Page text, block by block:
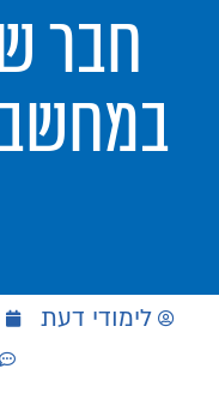
חבר
במחשב
לימודי דעת